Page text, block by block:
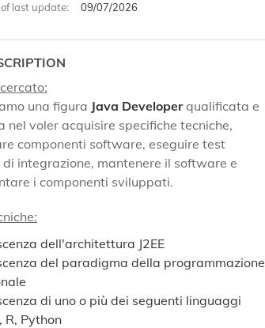
last update: 09/07/2026
una figura Java Developerqualificata e
nel voler acquisire specifiche tecniche,
componenti software, eseguire test
di integrazione, mantenere il software e
i componenti sviluppati.
dell'architettura J2EE
del paradigma della programmazione
di uno o più dei seguenti linguaggi
R, Python